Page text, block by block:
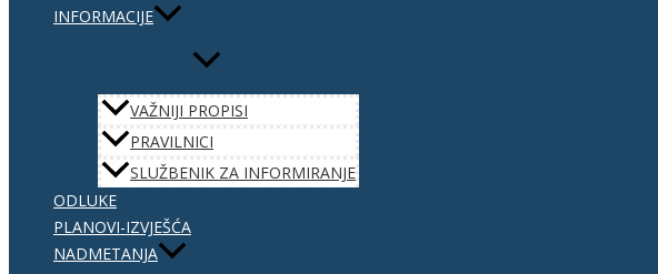
INFORMACIJE
VAŽNIJI PROPISI
PRAVILNICI
SLUŽBENIK ZA INFORMIRANJE
ODLUKE
PLANOVI-IZVJEŠĆA
NADMETANJA